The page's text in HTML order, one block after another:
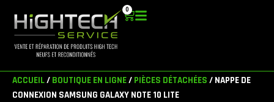
contenu
0
Panier
ACCUEIL/ BOUTIQUE EN LIGNE/ PIÈCES DÉTACHÉES / NAPPE DE
CONNEXION SAMSUNG GALAXY NOTE 10 LITE